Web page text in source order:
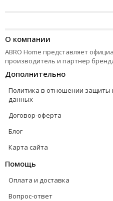
О компании
ABRO Home представляет
производитель и партнер
Дополнительно
Политика в отношении защиты
данных
Договор-оферта
Блог
Карта сайта
Помощь
Оплата и доставка
Вопрос-ответ